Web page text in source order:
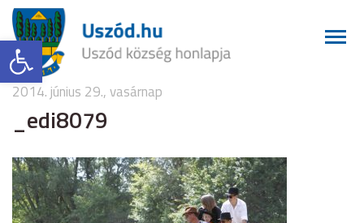
Eszköztár megnyitása
2014. június 29., vasárnap
_edi8079